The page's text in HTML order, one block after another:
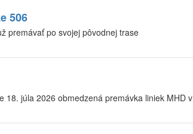
506
premávať po svojej pôvodnej trase
júla 2026 obmedzená premávka liniek MHD v